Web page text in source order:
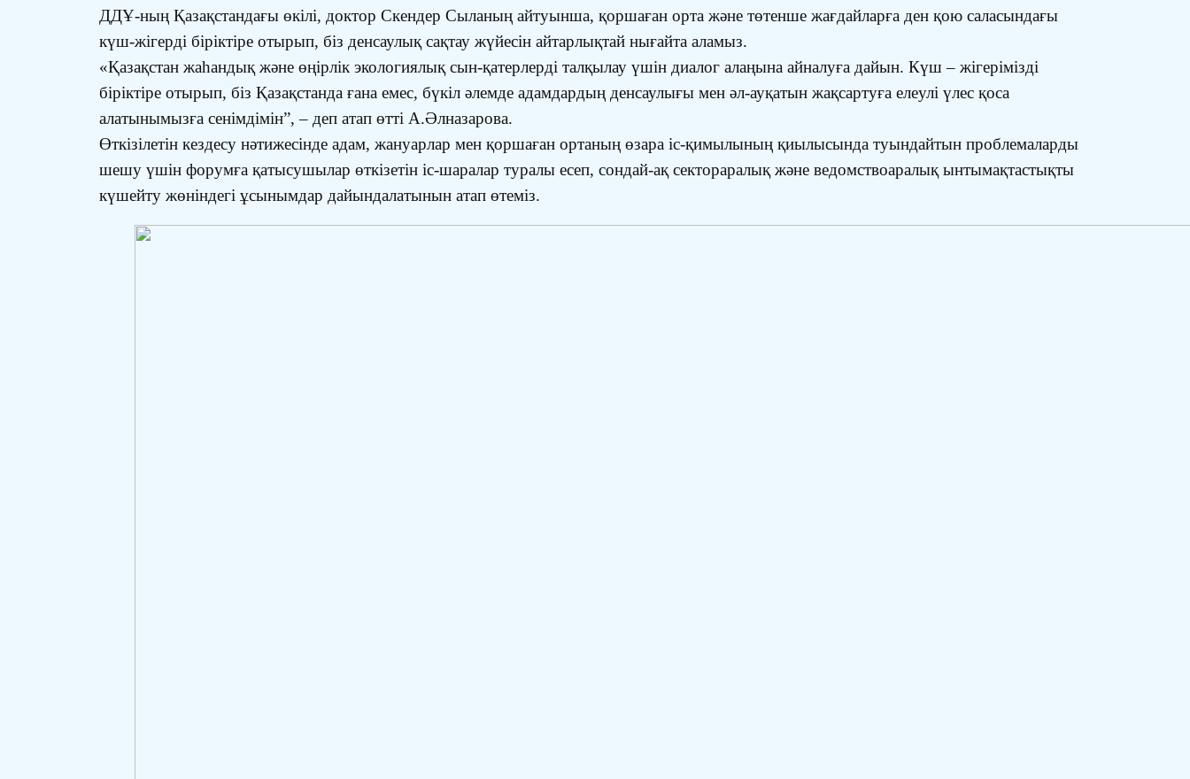
ДДҰ-ның Қазақстандағы өкілі, доктор Скендер Сыланың айтуынша, қоршаған орта және төтенше жағдайларға ден қою саласындағы
күш-жігерді біріктіре отырып, біз денсаулық сақтау жүйесін айтарлықтай нығайта аламыз.
«Қазақстан жаһандық және өңірлік экологиялық сын-қатерлерді талқылау үшін диалог алаңына айналуға дайын. Күш – жігерімізді
біріктіре отырып, біз Қазақстанда ғана емес, бүкіл әлемде адамдардың денсаулығы мен әл-ауқатын жақсартуға елеулі үлес қоса
алатынымызға сенімдімін”, – деп атап өтті А.Әлназарова.
Өткізілетін кездесу нәтижесінде адам, жануарлар мен қоршаған ортаның өзара іс-қимылының қиылысында туындайтын проблемаларды
шешу үшін форумға қатысушылар өткізетін іс-шаралар туралы есеп, сондай-ақ сектораралық және ведомствоаралық ынтымақтастықты
күшейту жөніндегі ұсынымдар дайындалатынын атап өтеміз.